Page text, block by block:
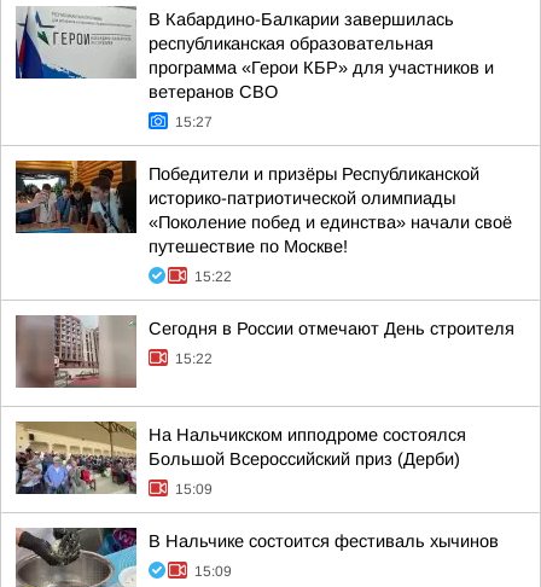
В Кабардино-Балкарии завершилась
республиканская образовательная
программа «Герои КБР» для участников и
ветеранов СВО
15:27
Победители и призёры Республиканской
историко-патриотической олимпиады
«Поколение побед и единства» начали своё
путешествие по Москве!
15:22
Сегодня в России отмечают День строителя
15:22
На Нальчикском ипподроме состоялся
Большой Всероссийский приз (Дерби)
15:09
В Нальчике состоится фестиваль хычинов
15:09